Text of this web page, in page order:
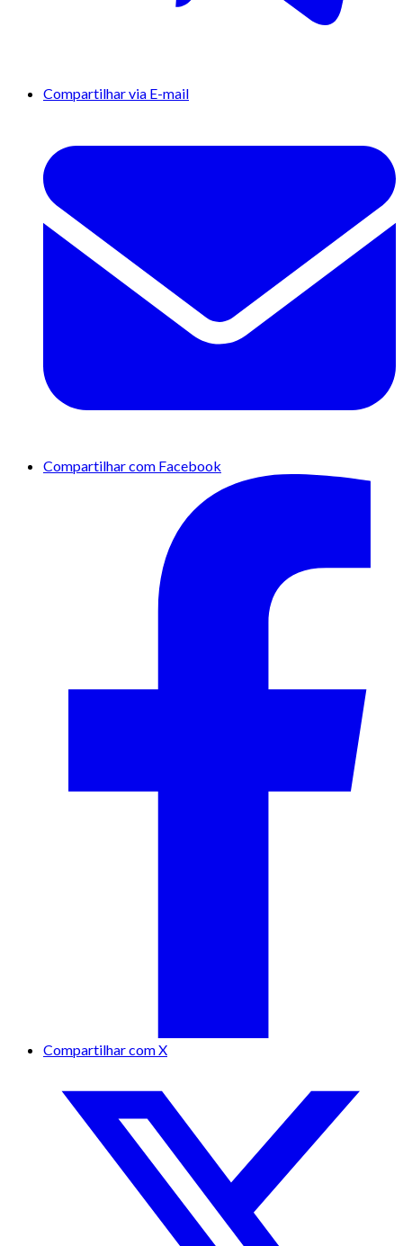
Compartilhar via E-mail
Compartilhar com Facebook
Compartilhar com X